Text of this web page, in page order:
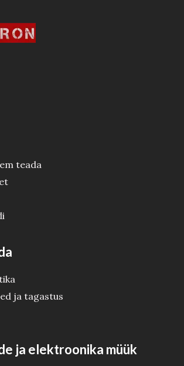
teada
ja tagastus
ja elektroonika müük